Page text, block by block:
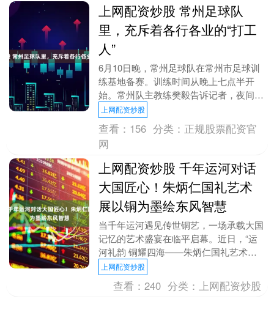
上网配资炒股 常州足球队
里，充斥着各行各业的“打工
人”
6月10日晚，常州足球队在常州市足球训
练基地备赛。训练时间从晚上七点半开
始。常州队主教练樊毅告诉记者，夜间训
练是为了照顾白天需要上班的队员。 常
州队队员来自各行....
上网配资炒股
查看： 156 分类： 正规股票配资官
网
上网配资炒股 千年运河对话
大国匠心！朱炳仁国礼艺术
展以铜为墨绘东风智慧
当千年运河遇见传世铜艺，一场承载大国
记忆的艺术盛宴在临平启幕。近日，“运
河礼韵 铜耀四海——朱炳仁国礼艺术
展”在朱炳仁大运河艺术馆开幕，25件承
载外交记忆的铜艺....
上网配资炒股
查看：240 分类： 上网配资炒股